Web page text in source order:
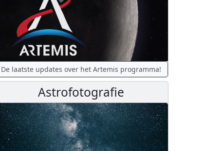
De laatste updates over het Artemis programma!
Astrofotografie